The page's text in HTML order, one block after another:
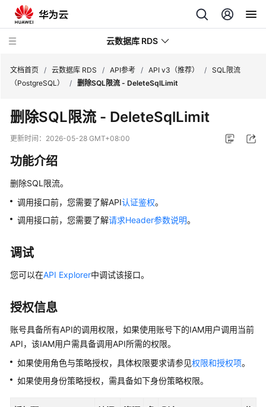
云数据库 RDS
产
介
绍
计
费
明
快
门
内
核
介
绍
用
文档首页 / 云数据库 RDS / API参考 / API v3（推荐） / SQL限流
（PostgreSQL）
/ 删除SQL限流 - DeleteSqlLimit
删除SQL限流 - DeleteSqlLimit
更新时间： 2026-05-28 GMT+08:00
功能介绍
删除SQL限流。
调用接口前，您需要了解API认证鉴权。
调用接口前，您需要了解请求Header参数说明。
调试
您可以在API Explorer中调试该接口。
授权信息
账号具备所有API的调用权限，如果使用账号下的IAM用户调用当前
API，该IAM用户需具备调用API所需的权限。
如果使用角色与策略授权，具体权限要求请参见权限和授权项。
如果使用身份策略授权，需具备如下身份策略权限。